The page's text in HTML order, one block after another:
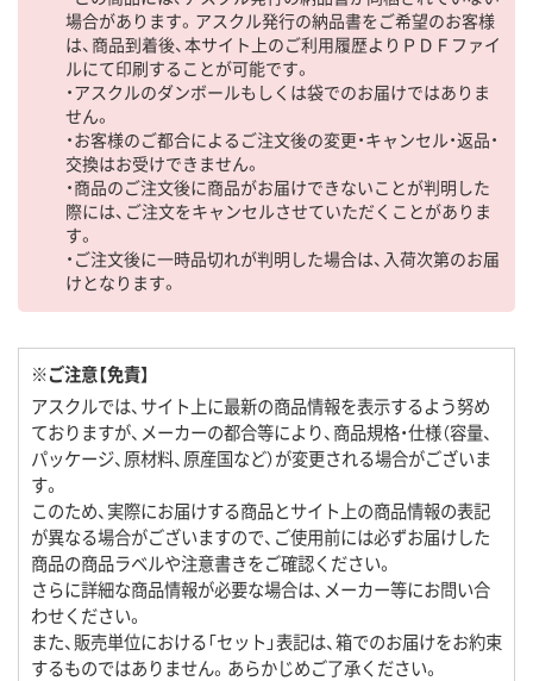
場合があります。アスクル発行の納品書をご希望のお客様
は、商品到着後、本サイト上のご利用履歴よりＰＤＦファイ
ルにて印刷することが可能です。
・アスクルのダンボールもしくは袋でのお届けではありま
せん。
・お客様のご都合によるご注文後の変更・キャンセル・返品・
交換はお受けできません。
・商品のご注文後に商品がお届けできないことが判明した
際には、ご注文をキャンセルさせていただくことがありま
す。
・ご注文後に一時品切れが判明した場合は、入荷次第のお届
けとなります。
※ご注意【免責】
アスクルでは、サイト上に最新の商品情報を表示するよう努め
ておりますが、メーカーの都合等により、商品規格・仕様（容量、
パッケージ、原材料、原産国など）が変更される場合がございま
す。
このため、実際にお届けする商品とサイト上の商品情報の表記
が異なる場合がございますので、ご使用前には必ずお届けした
商品の商品ラベルや注意書きをご確認ください。
さらに詳細な商品情報が必要な場合は、メーカー等にお問い合
わせください。
また、販売単位における「セット」表記は、箱でのお届けをお約束
するものではありません。あらかじめご了承ください。